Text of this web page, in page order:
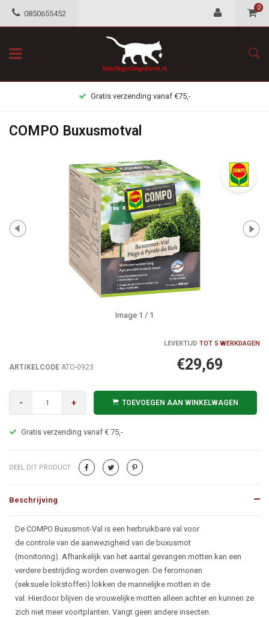
0850655452
0
Gratis verzending vanaf €75,-
COMPO Buxusmotval
Image 1 / 1
LEVERTIJD TOT 5 WERKDAGEN
ARTIKELCODE ATO-0923 €29,69
- + TOEVOEGEN AAN WINKELWAGEN
Gratis verzending vanaf € 75,-
DEEL DIT PRODUCT
Beschrijving
Beschrijving
De COMPO Buxusmot-Val is een herbruikbare val voor
de controle van de aanwezigheid van de buxusmot
(monitoring). Afhankelijk van het aantal gevangen motten kan een
verdere bestrijding worden overwogen. De feromonen
(seksuele lokstoffen) lokken de mannelijke motten in de
val. Hierdoor blijven de vrouwelijke motten alleen achter en kunnen ze
zich niet meer voortplanten. Vangt geen andere insecten.